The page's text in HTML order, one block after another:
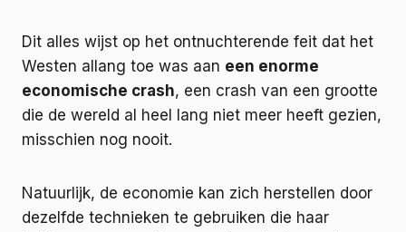
Dit alles wijst op het ontnuchterende feit dat het
Westen allang toe was aan een enorme
economische crash, een crash van een grootte
die de wereld al heel lang niet meer heeft gezien,
misschien nog nooit.
Natuurlijk, de economie kan zich herstellen door
dezelfde technieken te gebruiken die haar